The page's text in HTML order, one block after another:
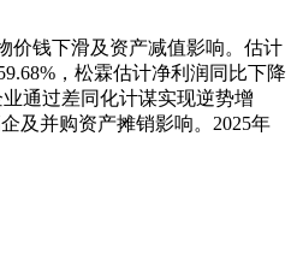
价钱下滑及资产减值影响。估计
，松霖估计净利润同比下降
通过差同化计谋实现逆势增
及并购资产摊销影响。2025年